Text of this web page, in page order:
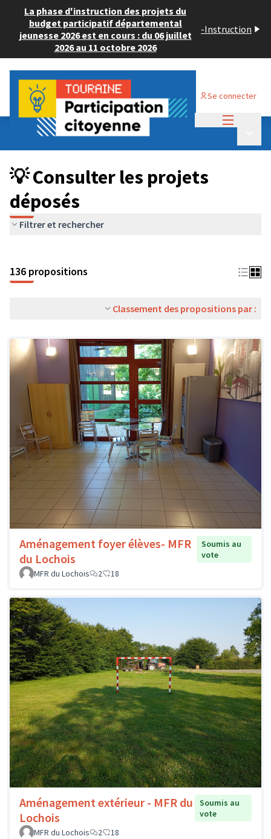
La phase d'instruction des projets du
budget participatif départemental
jeunesse 2026 est en cours : du 06 juillet
2026 au 11 octobre 2026
-Instruction
Se connecter
Budget Participatif JEUNESSE 2024
💡 Consulter les projets déposés
💡 Consulter les projets
déposés
Filtrer et rechercher
136 propositions
Classement des propositions par :
Aménagement foyer élèves- MFR
du Lochois
Soumis au
vote
MFR du Lochois
2 18
Aménagement extérieur - MFR du
Lochois
Soumis au
vote
MFR du Lochois
2 18